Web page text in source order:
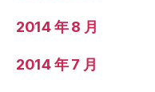
2014 年 8 月
2014 年 7 月